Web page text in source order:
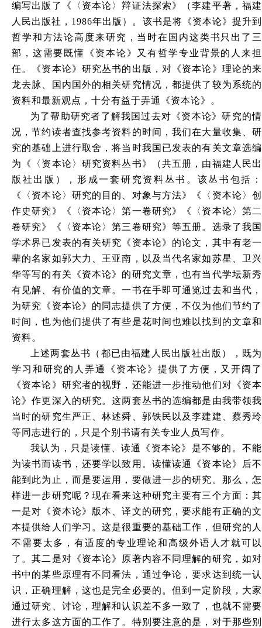
编写出版了《〈资本论〉辩证法探索》（李建平著，福建
人民出版社，1986年出版）。该书是将《资本论》提升到
哲学和方法论高度来研究，当时在国内这类书只出了三
部，这需要既懂《资本论》又有哲学专业背景的人来担
任。《资本论》研究丛书的出版，对《资本论》理论的来
龙去脉、国内国外的相关研究情况，都提供了较为系统的
资料和最新观点，十分有益于弄通《资本论》。
为了帮助研究者了解我国过去对《资本论》研究的情
况，节约读者查找参考资料的时间，我们在大量收集、研
究的基础上进行取舍，将当时我国已发表的有关文章选编
为《〈资本论〉研究资料丛书》（共五册，由福建人民出
版社出版），形成一套研究资料丛书。该丛书包括：
《〈资本论〉研究的目的、对象与方法》《〈资本论〉创
作史研究》《〈资本论〉第一卷研究》《〈资本论〉第二
卷研究》《〈资本论〉第三卷研究》等五册。选录了我国
学术界已发表的有关研究《资本论》的论文，其中有老一
辈的名家如郭大力、王亚南，以及当代名家如苏星、卫兴
华等写的有关《资本论》的研究文章，也有当代学坛新秀
有见解、有价值的文章。一书在手即可通览过去和当代，
为研究《资本论》的同志提供了方便，不仅为他们节约了
时间，也为他们提供了有些是花时间也难以找到的文章和
资料。
上述两套丛书（都已由福建人民出版社出版），既为
学习和研究的人弄通《资本论》提供了方便，又开阔了
《资本论》研究者的视野，还能进一步推动他们对《资本
论》作更深入的研究。这两套丛书的选编都是由我带领我
当时的研究生严正、林述舜、郭铁民以及李建建、蔡秀玲
等同志进行的，只是个别书请有关专业人员写作。
我认为，只是读懂、读通《资本论》是不够的。不能
为读书而读书，还要学以致用。读懂读通《资本论》后不
能到此为止，而是要运用，要做进一步的研究。那么，怎
样进一步研究呢？现在看来这种研究主要有三个方面：其
一是对《资本论》版本、译文的研究，要求能有正确的文
本提供给人们学习。这是很重要的基础工作，但研究的人
不需要太多，有适度的专业理论和高级外语人才就可以
了。其二是对《资本论》原著内容不同理解的研究，如对
书中的某些原理有不同看法，通过争论，要求达到统一认
识，正确理解，这也是完全必要的。但到一定阶段，大家
通过研究、讨论，理解和认识差不多一致了，也就不需要
进行太多这方面的工作了。特别要注意的是，对于那些别